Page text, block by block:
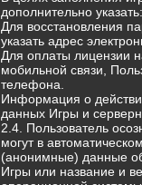
дополнительно
Для восстановления
указать адрес
Для оплаты лицензии
мобильной связи,
телефона.
Информация о
данных Игры и
2.4. Пользователь
могут в
(анонимные) данные
Игры или название и